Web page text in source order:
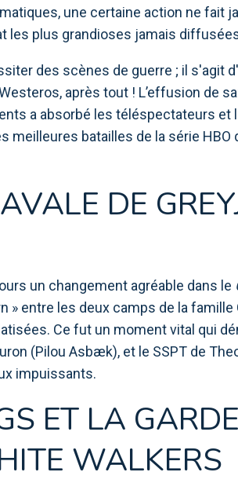
une certaine action ne fait
les plus grandioses jamais
des scènes de guerre ; il s'agit
après tout ! L’effusion de
a absorbé les téléspectateurs et
meilleures batailles de la série HBO
DE
un changement agréable dans le
» entre les deux camps de la
Ce fut un moment vital qui
(Pilou Asbæk), et le SSPT de
impuissants.
ET LA
WALKERS